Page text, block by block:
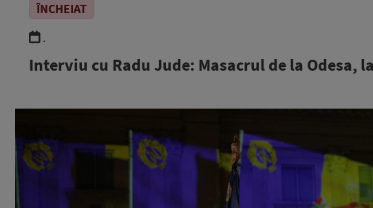
ÎNCHEIAT
.
Interviu cu Radu Jude: Masacrul de la Odesa,